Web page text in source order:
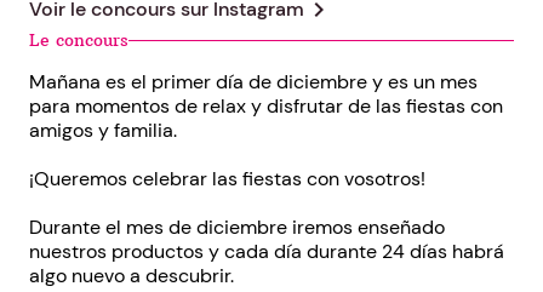
Voir le concours sur Instagram chevron_right
Le concours
Mañana es el primer día de diciembre y es un mes
para momentos de relax y disfrutar de las fiestas con
amigos y familia. ⁠
¡Queremos celebrar las fiestas con vosotros!
Durante el mes de diciembre iremos enseñado
nuestros productos y cada día durante 24 días habrá
algo nuevo a descubrir. ⁠